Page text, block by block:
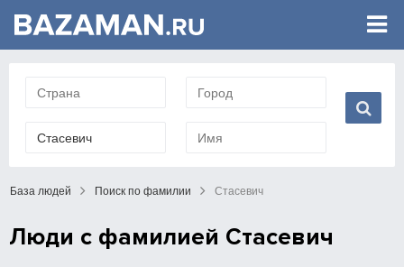
База людей Поиск по фамилии Стасевич
Люди с фамилией Стасевич